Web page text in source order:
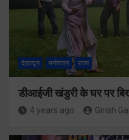
देहरादून मनोरंजन राज्य
डीआईजी खंडुरी के घर पर
4 years ago Girish